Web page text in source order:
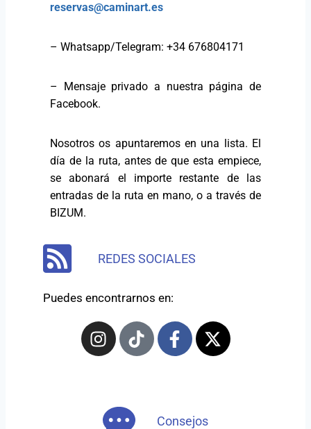
reservas@caminart.es
– Whatsapp/Telegram: +34 676804171
– Mensaje privado a nuestra página de
Facebook.
Nosotros os apuntaremos en una lista. El
día de la ruta, antes de que esta empiece,
se abonará el importe restante de las
entradas de la ruta en mano, o a través de
BIZUM.
REDES SOCIALES
Puedes encontrarnos en:
Consejos